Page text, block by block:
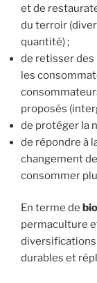
et de
du terroir
quantité) ;
de retisser
les
proposés
de protéger la
de répondre à
changement
consommer
En terme de
permaculture
durables et